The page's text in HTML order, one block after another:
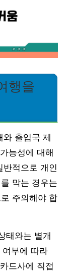
행을
출입국 제
능성에 대해
반적으로 개인
막는 경우는
주의해야 합
태와는 별개
부에 따라
드사에 직접